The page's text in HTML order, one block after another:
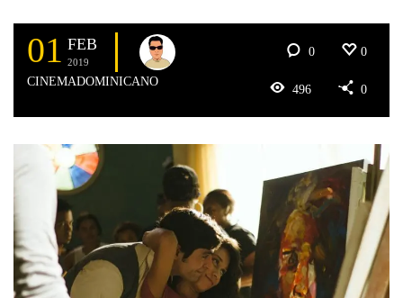
01 FEB
2019
CINEMADOMINICANO
0 0
496 0